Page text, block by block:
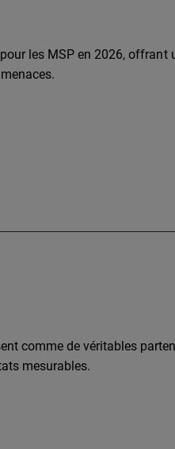
les MSP en 2026, offrant
comme de véritables
mesurables.